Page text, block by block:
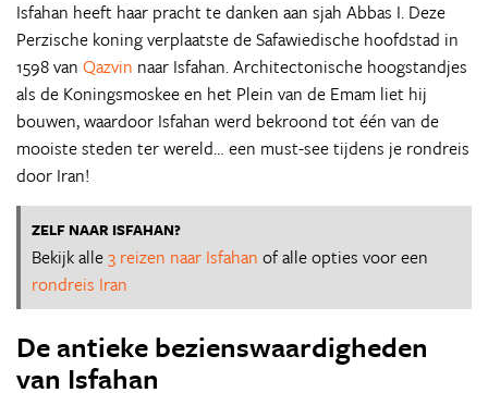
Isfahan heeft haar pracht te danken aan sjah Abbas I. Deze
Perzische koning verplaatste de Safawiedische hoofdstad in
1598 van Qazvin naar Isfahan. Architectonische hoogstandjes
als de Koningsmoskee en het Plein van de Emam liet hij
bouwen, waardoor Isfahan werd bekroond tot één van de
mooiste steden ter wereld… een must-see tijdens je rondreis
door Iran!
ZELF NAAR ISFAHAN?
Bekijk alle3 reizen naar Isfahan of alle opties voor een
rondreis Iran
De antieke bezienswaardigheden
van Isfahan